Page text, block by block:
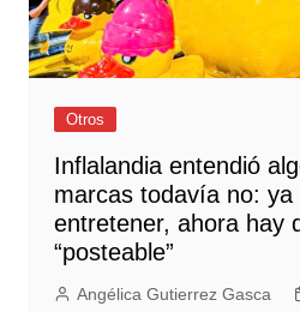
Otros
Inflalandia entendió
marcas todavía no: ya
entretener, ahora hay
“posteable”
Angélica Gutierrez Gasca